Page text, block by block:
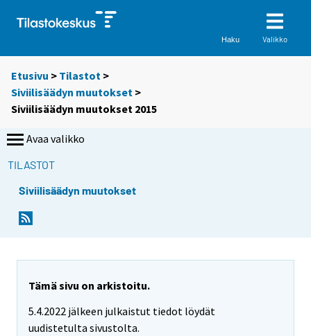
Haku Valikko
Etusivu > Tilastot >
Siviilisäädyn muutokset >
Siviilisäädyn muutokset 2015
Avaa valikko
TILASTOT
Siviilisäädyn muutokset
Tämä sivu on arkistoitu.
5.4.2022 jälkeen julkaistut tiedot löydät
uudistetulta sivustolta.